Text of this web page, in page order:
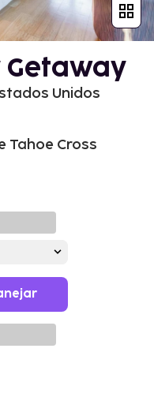
Getaway
Unidos
Tahoe Cross